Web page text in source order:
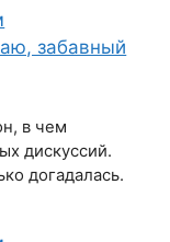
забавный
в чем
дискуссий.
догадалась.